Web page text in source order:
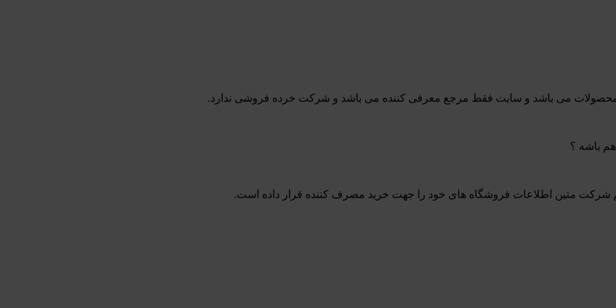
محصولات می باشد و سایت فقط مرجع معرفی کننده می باشد و شرکت خرده فروشی ندارد.
باشه ؟
شرکت متین اطلاعات فروشگاه های خود را جهت خرید مصرف کننده قرار داده است.